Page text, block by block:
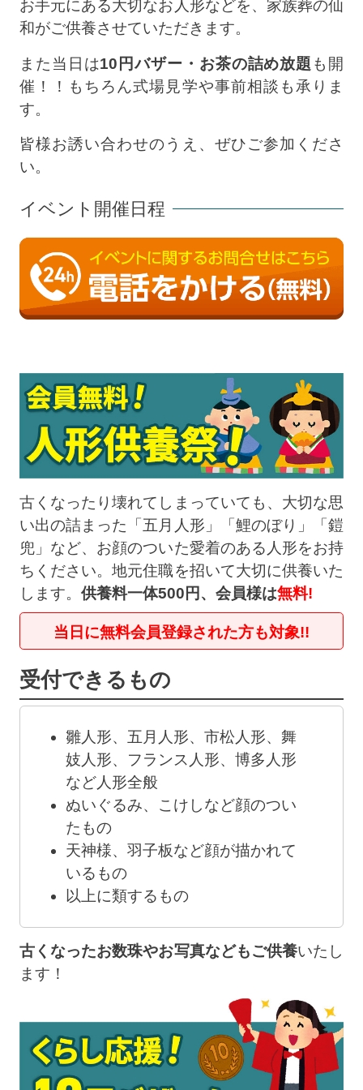
お手元にある大切なお人形などを、家族葬の仙
和がご供養させていただきます。
また当日は10円バザー・お茶の詰め放題 も開
催！！もちろん式場見学や事前相談も承りま
す。
皆様お誘い合わせのうえ、ぜひご参加くださ
い。
イベント開催日程
古くなったり壊れてしまっていても、大切な思
い出の詰まった「五月人形」「鯉のぼり」「鎧
兜」など、お顔のついた愛着のある人形をお持
ちください。地元住職を招いて大切に供養いた
します。 供養料一体500円、会員様は無料!
当日に無料会員登録された方も対象!!
受付できるもの
雛人形、五月人形、市松人形、舞
妓人形、フランス人形、博多人形
など人形全般
ぬいぐるみ、こけしなど顔のつい
たもの
天神様、羽子板など顔が描かれて
いるもの
以上に類するもの
古くなったお数珠やお写真などもご供養いたし
ます！